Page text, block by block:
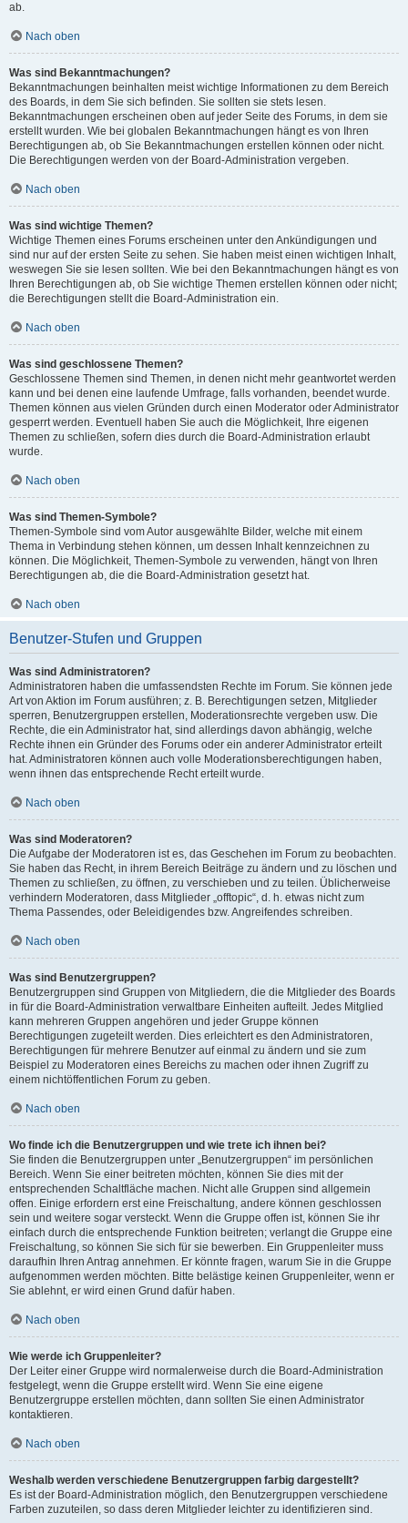
ab.
Nach oben
Was sind Bekanntmachungen?
Bekanntmachungen beinhalten meist wichtige Informationen zu dem Bereich
des Boards, in dem Sie sich befinden. Sie sollten sie stets lesen.
Bekanntmachungen erscheinen oben auf jeder Seite des Forums, in dem sie
erstellt wurden. Wie bei globalen Bekanntmachungen hängt es von Ihren
Berechtigungen ab, ob Sie Bekanntmachungen erstellen können oder nicht.
Die Berechtigungen werden von der Board-Administration vergeben.
Nach oben
Was sind wichtige Themen?
Wichtige Themen eines Forums erscheinen unter den Ankündigungen und
sind nur auf der ersten Seite zu sehen. Sie haben meist einen wichtigen Inhalt,
weswegen Sie sie lesen sollten. Wie bei den Bekanntmachungen hängt es von
Ihren Berechtigungen ab, ob Sie wichtige Themen erstellen können oder nicht;
die Berechtigungen stellt die Board-Administration ein.
Nach oben
Was sind geschlossene Themen?
Geschlossene Themen sind Themen, in denen nicht mehr geantwortet werden
kann und bei denen eine laufende Umfrage, falls vorhanden, beendet wurde.
Themen können aus vielen Gründen durch einen Moderator oder Administrator
gesperrt werden. Eventuell haben Sie auch die Möglichkeit, Ihre eigenen
Themen zu schließen, sofern dies durch die Board-Administration erlaubt
wurde.
Nach oben
Was sind Themen-Symbole?
Themen-Symbole sind vom Autor ausgewählte Bilder, welche mit einem
Thema in Verbindung stehen können, um dessen Inhalt kennzeichnen zu
können. Die Möglichkeit, Themen-Symbole zu verwenden, hängt von Ihren
Berechtigungen ab, die die Board-Administration gesetzt hat.
Nach oben
Benutzer-Stufen und Gruppen
Was sind Administratoren?
Administratoren haben die umfassendsten Rechte im Forum. Sie können jede
Art von Aktion im Forum ausführen; z. B. Berechtigungen setzen, Mitglieder
sperren, Benutzergruppen erstellen, Moderationsrechte vergeben usw. Die
Rechte, die ein Administrator hat, sind allerdings davon abhängig, welche
Rechte ihnen ein Gründer des Forums oder ein anderer Administrator erteilt
hat. Administratoren können auch volle Moderationsberechtigungen haben,
wenn ihnen das entsprechende Recht erteilt wurde.
Nach oben
Was sind Moderatoren?
Die Aufgabe der Moderatoren ist es, das Geschehen im Forum zu beobachten.
Sie haben das Recht, in ihrem Bereich Beiträge zu ändern und zu löschen und
Themen zu schließen, zu öffnen, zu verschieben und zu teilen. Üblicherweise
verhindern Moderatoren, dass Mitglieder „offtopic“, d. h. etwas nicht zum
Thema Passendes, oder Beleidigendes bzw. Angreifendes schreiben.
Nach oben
Was sind Benutzergruppen?
Benutzergruppen sind Gruppen von Mitgliedern, die die Mitglieder des Boards
in für die Board-Administration verwaltbare Einheiten aufteilt. Jedes Mitglied
kann mehreren Gruppen angehören und jeder Gruppe können
Berechtigungen zugeteilt werden. Dies erleichtert es den Administratoren,
Berechtigungen für mehrere Benutzer auf einmal zu ändern und sie zum
Beispiel zu Moderatoren eines Bereichs zu machen oder ihnen Zugriff zu
einem nichtöffentlichen Forum zu geben.
Nach oben
Wo finde ich die Benutzergruppen und wie trete ich ihnen bei?
Sie finden die Benutzergruppen unter „Benutzergruppen“ im persönlichen
Bereich. Wenn Sie einer beitreten möchten, können Sie dies mit der
entsprechenden Schaltfläche machen. Nicht alle Gruppen sind allgemein
offen. Einige erfordern erst eine Freischaltung, andere können geschlossen
sein und weitere sogar versteckt. Wenn die Gruppe offen ist, können Sie ihr
einfach durch die entsprechende Funktion beitreten; verlangt die Gruppe eine
Freischaltung, so können Sie sich für sie bewerben. Ein Gruppenleiter muss
daraufhin Ihren Antrag annehmen. Er könnte fragen, warum Sie in die Gruppe
aufgenommen werden möchten. Bitte belästige keinen Gruppenleiter, wenn er
Sie ablehnt, er wird einen Grund dafür haben.
Nach oben
Wie werde ich Gruppenleiter?
Der Leiter einer Gruppe wird normalerweise durch die Board-Administration
festgelegt, wenn die Gruppe erstellt wird. Wenn Sie eine eigene
Benutzergruppe erstellen möchten, dann sollten Sie einen Administrator
kontaktieren.
Nach oben
Weshalb werden verschiedene Benutzergruppen farbig dargestellt?
Es ist der Board-Administration möglich, den Benutzergruppen verschiedene
Farben zuzuteilen, so dass deren Mitglieder leichter zu identifizieren sind.